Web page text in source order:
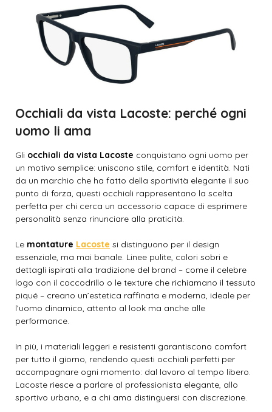
Occhiali da vista Lacoste: perché ogni
uomo li ama
Gli occhiali da vista Lacoste conquistano ogni uomo per
un motivo semplice: uniscono stile, comfort e identità. Nati
da un marchio che ha fatto della sportività elegante il suo
punto di forza, questi occhiali rappresentano la scelta
perfetta per chi cerca un accessorio capace di esprimere
personalità senza rinunciare alla praticità.
Le montature Lacoste si distinguono per il design
essenziale, ma mai banale. Linee pulite, colori sobri e
dettagli ispirati alla tradizione del brand – come il celebre
logo con il coccodrillo o le texture che richiamano il tessuto
piqué – creano un’estetica raffinata e moderna, ideale per
l’uomo dinamico, attento al look ma anche alle
performance.
In più, i materiali leggeri e resistenti garantiscono comfort
per tutto il giorno, rendendo questi occhiali perfetti per
accompagnare ogni momento: dal lavoro al tempo libero.
Lacoste riesce a parlare al professionista elegante, allo
sportivo urbano, e a chi ama distinguersi con discrezione.